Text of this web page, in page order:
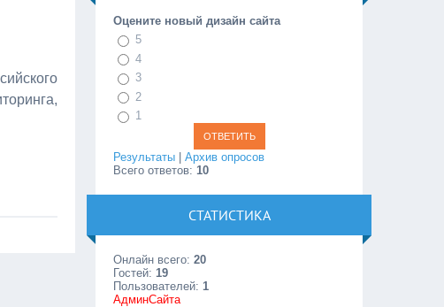
Оцените новый дизайн сайта
5
4
3
2
1
Результаты |Архив опросов
Всего ответов: 10
СТАТИСТИКА
Онлайн всего:20
Гостей: 19
Пользователей: 1
АдминСайта